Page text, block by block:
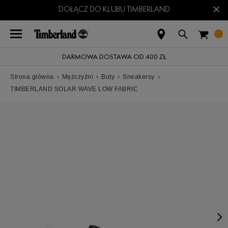
DOŁĄCZ DO KLUBU TIMBERLAND ×
DARMOWA DOSTAWA OD 400 ZŁ
Strona główna › Mężczyźni › Buty › Sneakersy ›
TIMBERLAND SOLAR WAVE LOW FABRIC